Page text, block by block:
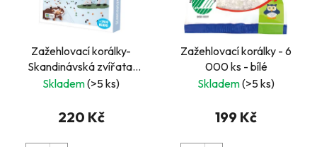
Zažehlovací korálky-
Skandinávská zvířata,
2400ks korálků,
Skladem(>5 ks)
220 Kč
Zažehlovací korálky - 6
000 ks - bílé
Skladem(>5 ks)
199 Kč